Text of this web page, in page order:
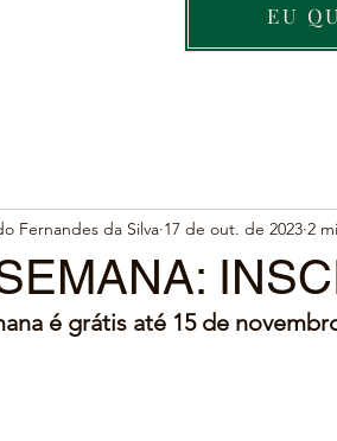
EU
Fernandes da Silva 17 de out. de 2023 2
é grátis até 15 de